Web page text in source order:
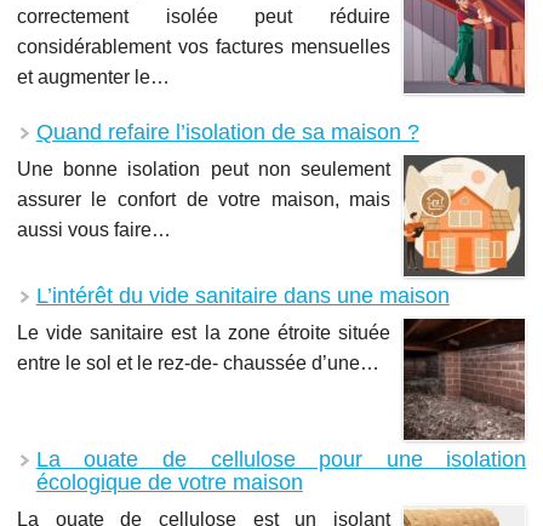
correctement isolée peut réduire
considérablement vos factures mensuelles
et augmenter le…
Quand refaire l’isolation de sa maison ?
Une bonne isolation peut non seulement
assurer le confort de votre maison, mais
aussi vous faire…
L’intérêt du vide sanitaire dans une maison
Le vide sanitaire est la zone étroite située
entre le sol et le rez-de- chaussée d’une…
La ouate de cellulose pour une isolation
écologique de votre maison
La ouate de cellulose est un isolant